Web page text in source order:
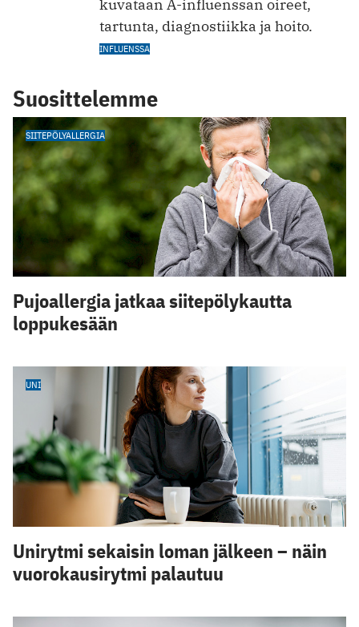
kuvataan A-influenssan oireet,
tartunta, diagnostiikka ja hoito.
INFLUENSSA
Suosittelemme
SIITEPÖLYALLERGIA
Pujoallergia jatkaa siitepölykautta
loppukesään
UNI
Unirytmi sekaisin loman jälkeen – näin
vuorokausirytmi palautuu